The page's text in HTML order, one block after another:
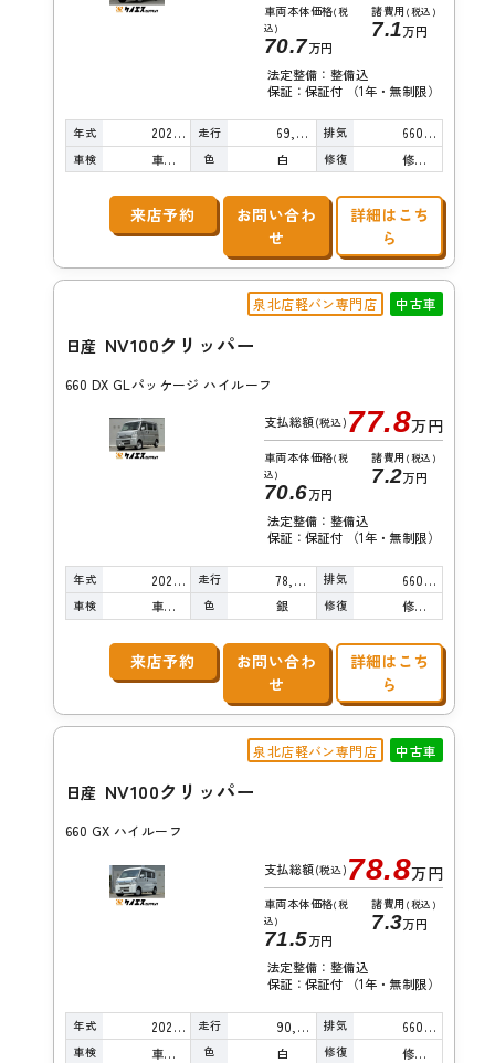
車両本体価格(税
込)
70.7万円
諸費用 (税込)
7.1万円
法定整備：整備込
保証：保証付 （1年・無制限）
年式 2022年 走行 69,000km 排気 660cc
車検 車検整備付 色 白 修復 修復歴無し
来店予約
お問い合わ
せ
詳細はこち
ら
泉北店軽バン専門店 中古車
日産 NV100クリッパー
660 DX GLパッケージ ハイルーフ
支払総額(税込) 77.8万円
車両本体価格(税
込)
70.6万円
諸費用 (税込)
7.2万円
法定整備：整備込
保証：保証付 （1年・無制限）
年式 2022年 走行 78,000km 排気 660cc
車検 車検整備付 色 銀 修復 修復歴無し
来店予約
お問い合わ
せ
詳細はこち
ら
泉北店軽バン専門店 中古車
日産 NV100クリッパー
660 GX ハイルーフ
支払総額(税込) 78.8万円
車両本体価格(税
込)
71.5万円
諸費用 (税込)
7.3万円
法定整備：整備込
保証：保証付 （1年・無制限）
年式 2022年 走行 90,000km 排気 660cc
車検 車検整備付 色 白 修復 修復歴無し